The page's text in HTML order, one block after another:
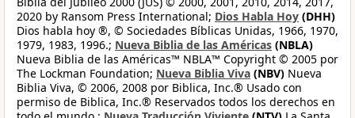
2020 by Ransom Press International; Dios Habla Hoy (DHH)
Dios habla hoy ®, © Sociedades Bíblicas Unidas, 1966, 1970,
1979, 1983, 1996.; Nueva Biblia de las Américas (NBLA)
Nueva Biblia de las Américas™ NBLA™ Copyright © 2005 por
The Lockman Foundation; Nueva Biblia Viva (NBV) Nueva
Biblia Viva, © 2006, 2008 por Biblica, Inc.® Usado con
permiso de Biblica, Inc.® Reservados todos los derechos en